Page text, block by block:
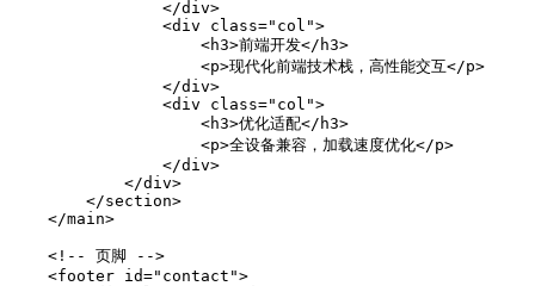
                </div>
                <div class="col">
                    <h3>前端开发</h3>
                    <p>现代化前端技术栈，高性能交互</p>
                </div>
                <div class="col">
                    <h3>优化适配</h3>
                    <p>全设备兼容，加载速度优化</p>
                </div>
            </div>
        </section>
    </main>
    <!-- 页脚 -->
    <footer id="contact">